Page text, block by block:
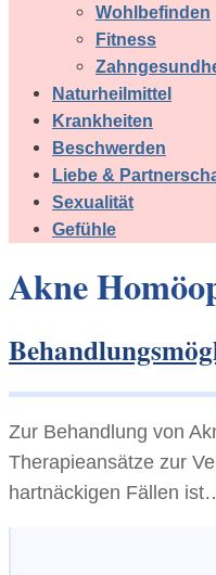
Wohlbefinden
Fitness
Naturheilmittel
Krankheiten
Beschwerden
Liebe &
Sexualität
Gefühle
Akne
Zur Behandlung von
Therapieansätze zur
hartnäckigen Fällen